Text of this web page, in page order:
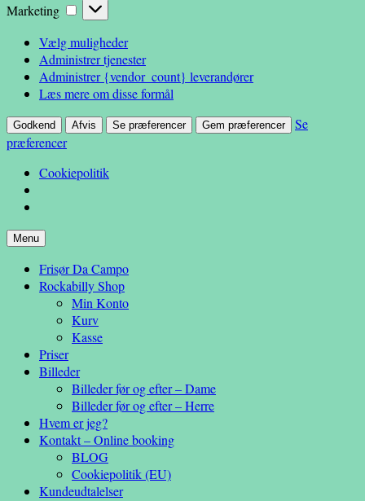
Marketing
Marketing
Vælg muligheder
Administrer tjenester
Administrer {vendor_count} leverandører
Læs mere om disse formål
Godkend Afvis Se præferencer Gem præferencer
Se
præferencer
Cookiepolitik
Da Campo
– en anderledes frisøroplevelse
Menu Hop
indhold
Frisør Da Campo
Rockabilly Shop
Min Konto
Kurv
Kasse
Priser
Billeder
Billeder før og efter – Dame
Billeder før og efter – Herre
Hvem er jeg?
Kontakt – Online booking
BLOG
Cookiepolitik (EU)
Kundeudtalelser